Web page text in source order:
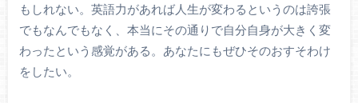
もしれない。英語力があれば人生が変わるというのは誇張
でもなんでもなく、本当にその通りで自分自身が大きく変
わったという感覚がある。あなたにもぜひそのおすそわけ
をしたい。